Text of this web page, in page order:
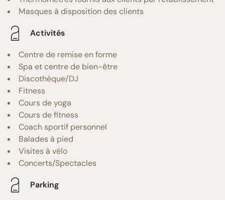
Masques à disposition des clients
Activités
Centre de remise en forme
Spa et centre de bien-être
Discothèque/DJ
Fitness
Cours de yoga
Cours de fitness
Coach sportif personnel
Balades à pied
Visites à vélo
Concerts/Spectacles
Parking